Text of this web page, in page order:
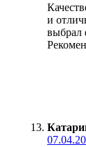
и
выбрал